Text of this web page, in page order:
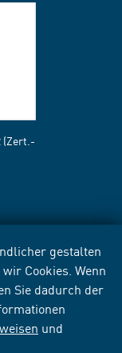
gestalten
Cookies. Wenn
Sie dadurch der
und
(Zert.-